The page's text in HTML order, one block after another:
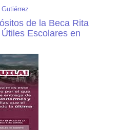
de la Beca Rita
Escolares en